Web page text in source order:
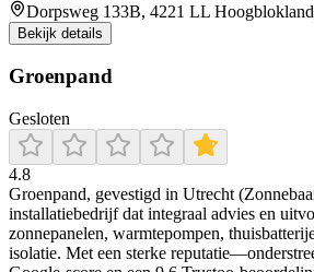
Dorpsweg 133B, 4221 LL
Bekijk details
Groenpand
Gesloten
4.8
Groenpand, gevestigd in Utrecht
installatiebedrijf dat integraal advies en
zonnepanelen, warmtepompen,
isolatie. Met een sterke